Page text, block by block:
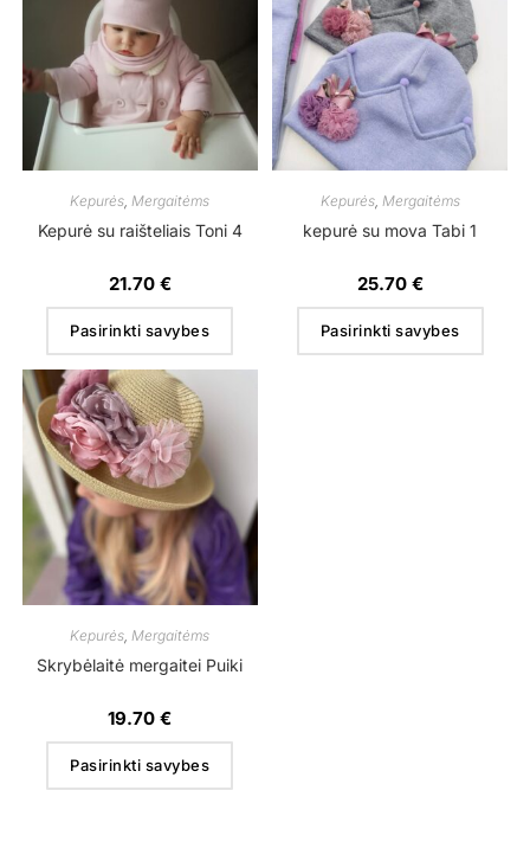
Kepurės Mergaitėms
Kepurė su raišteliais Toni 4
21.70 €
Pasirinkti savybes
Kepurės, Mergaitėms
kepurė su mova Tabi 1
25.70 €
Pasirinkti savybes
Kepurės,Mergaitėms
Skrybėlaitė mergaitei Puiki
19.70€
Pasirinkti savybes